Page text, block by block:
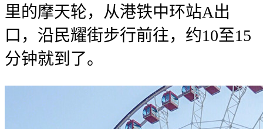
里的摩天轮，从港铁中环站A出
口，沿民耀街步行前往，约10至15
分钟就到了。